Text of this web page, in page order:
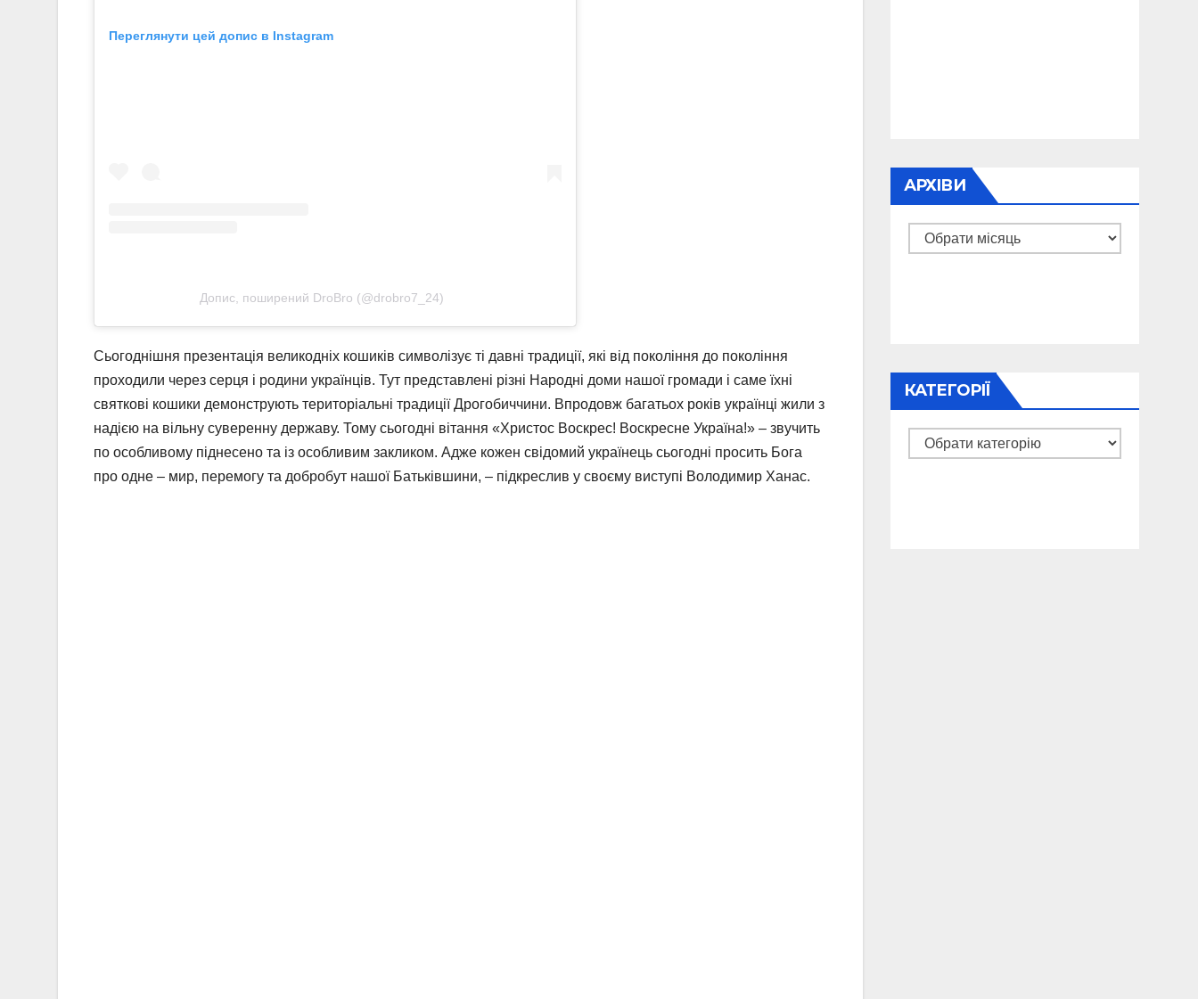
Переглянути цей допис в Instagram
Допис, поширений DroBro (@drobro7_24)
Сьогоднішня презентація великодніх кошиків символізує ті давні традиції, які від покоління до покоління
проходили через серця і родини українців. Тут представлені різні Народні доми нашої громади і саме їхні
святкові кошики демонструють територіальні традиції Дрогобиччини. Впродовж багатьох років українці жили з
надією на вільну суверенну державу. Тому сьогодні вітання «Христос Воскрес! Воскресне Україна!» – звучить
по особливому піднесено та із особливим закликом. Адже кожен свідомий українець сьогодні просить Бога
про одне – мир, перемогу та добробут нашої Батьківшини, – підкреслив у своєму виступі Володимир Ханас.
АРХІВИ
Архіви
КАТЕГОРІЇ
Категорії